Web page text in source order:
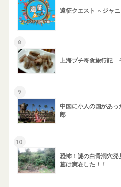
遠征クエスト ～ジャ
8
上海プチ奇食旅行記
9
中国に小人の国があ
郎
10
恐怖！謎の白骨洞穴発
墓は実在した！！